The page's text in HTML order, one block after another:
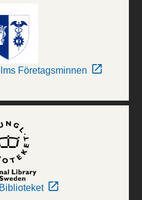
Företagsminnen